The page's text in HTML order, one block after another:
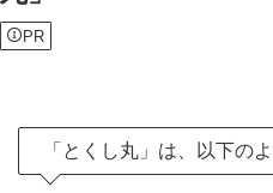
PR
「とくし丸」は、以下の